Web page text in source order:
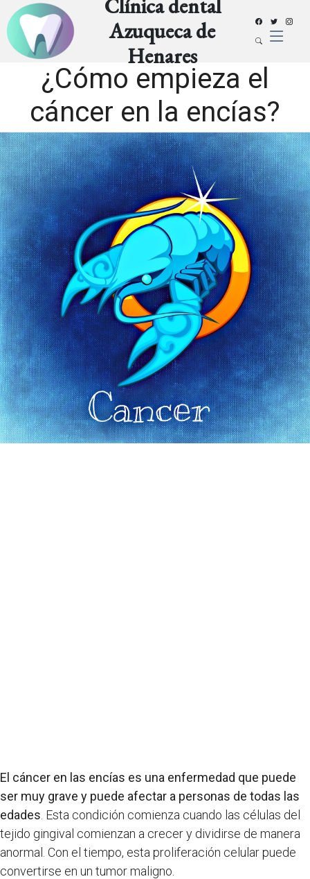
Clínica dental
Azuqueca de
Henares
¿Cómo empieza el
cáncer en la encías?
El cáncer en las encías es una enfermedad que puede
ser muy grave y puede afectar a personas de todas las
edades . Esta condición comienza cuando las células del
tejido gingival comienzan a crecer y dividirse de manera
anormal. Con el tiempo, esta proliferación celular puede
convertirse en un tumor maligno.